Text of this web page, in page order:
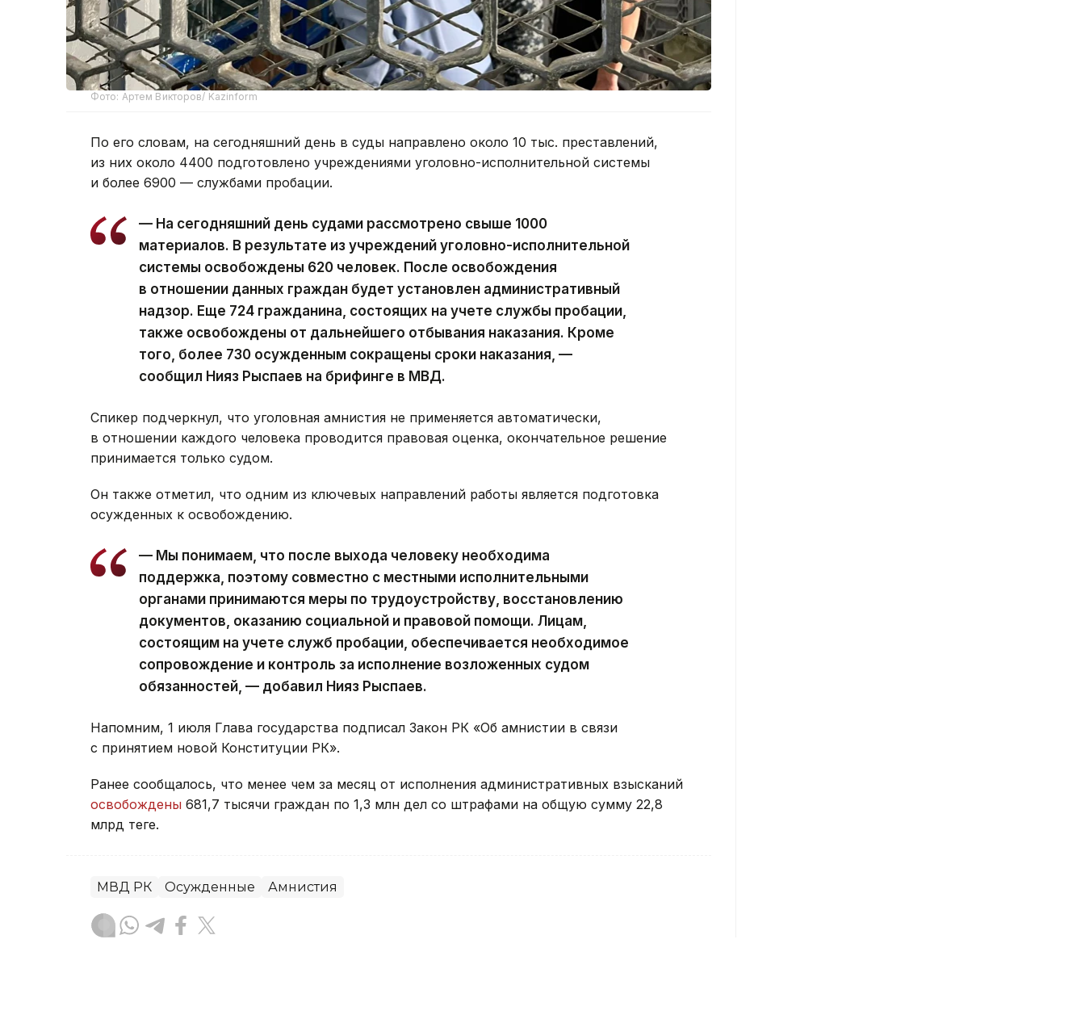
Фото: Артем Викторов/ Kazinform
По его словам, на сегодняшний день в суды направлено около 10 тыс. преставлений,
из них около 4400 подготовлено учреждениями уголовно-исполнительной системы
и более 6900 — службами пробации.
— На сегодняшний день судами рассмотрено свыше 1000
материалов. В результате из учреждений уголовно-исполнительной
системы освобождены 620 человек. После освобождения
в отношении данных граждан будет установлен административный
надзор. Еще 724 гражданина, состоящих на учете службы пробации,
также освобождены от дальнейшего отбывания наказания. Кроме
того, более 730 осужденным сокращены сроки наказания, —
сообщил Нияз Рыспаев на брифинге в МВД.
Спикер подчеркнул, что уголовная амнистия не применяется автоматически,
в отношении каждого человека проводится правовая оценка, окончательное решение
принимается только судом.
Он также отметил, что одним из ключевых направлений работы является подготовка
осужденных к освобождению.
— Мы понимаем, что после выхода человеку необходима
поддержка, поэтому совместно с местными исполнительными
органами принимаются меры по трудоустройству, восстановлению
документов, оказанию социальной и правовой помощи. Лицам,
состоящим на учете служб пробации, обеспечивается необходимое
сопровождение и контроль за исполнение возложенных судом
обязанностей, — добавил Нияз Рыспаев.
Напомним, 1 июля Глава государства подписал Закон РК «Об амнистии в связи
с принятием новой Конституции РК».
Ранее сообщалось, что менее чем за месяц от исполнения административных взысканий
освобождены 681,7 тысячи граждан по 1,3 млн дел со штрафами на общую сумму 22,8
млрд теңге.
МВД РК Осужденные Амнистия